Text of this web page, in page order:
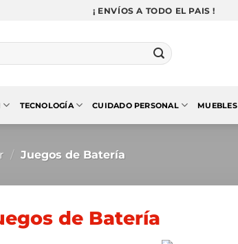
¡ ENVÍOS A TODO EL PAIS !
TECNOLOGÍA CUIDADO PERSONAL MUEBLES
/ Juegos de Batería
de Batería